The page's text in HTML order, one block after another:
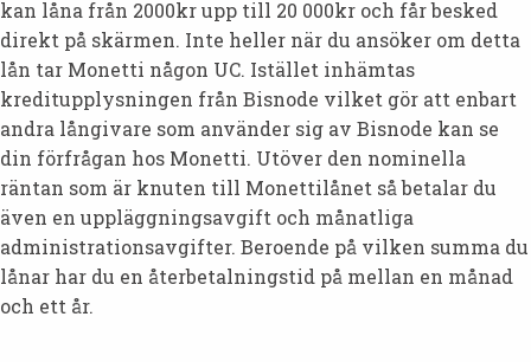
kan låna från 2000kr upp till 20 000kr och får besked
direkt på skärmen. Inte heller när du ansöker om detta
lån tar Monetti någon UC. Istället inhämtas
kreditupplysningen från Bisnode vilket gör att enbart
andra långivare som använder sig av Bisnode kan se
din förfrågan hos Monetti. Utöver den nominella
räntan som är knuten till Monettilånet så betalar du
även en uppläggningsavgift och månatliga
administrationsavgifter. Beroende på vilken summa du
lånar har du en återbetalningstid på mellan en månad
och ett år.